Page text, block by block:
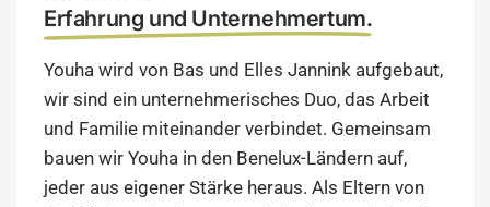
Erfahrung und Unternehmertum.
Youha wird von Bas und Elles Jannink aufgebaut,
wir sind ein unternehmerisches Duo, das Arbeit
und Familie miteinander verbindet. Gemeinsam
bauen wir Youha in den Benelux-Ländern auf,
jeder aus eigener Stärke heraus. Als Eltern von